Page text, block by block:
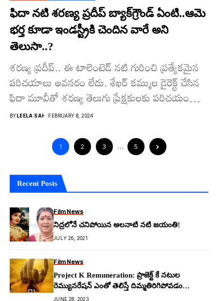
ఫిదా న‌టి శ‌రణ్య ప్ర‌దీప్ బ్యాక్‌గ్రౌండ్ ఏంటి..ఆమె
భ‌ర్త కూడా ఇండ‌స్ట్రీకి చెందిన వారే అని
తెలుసా..?
శ‌ర‌ణ్య ప్ర‌దీప్‌.. ఈ టాలెంటెడ్ న‌టి గురించి ప్ర‌త్యేక‌మైన
ప‌రిచ‌యాలు అవ‌స‌రం లేదు. శేఖర్ కమ్ముల డైరెక్ట్ చేసిన
ఫిదా మూవీతో శ‌ర‌ణ్య తెలుగు ప్రేక్ష‌కుల‌కు ప‌రిచ‌యం
అయింది. తొలి సినిమాతోనే...
BYLEELA SAI FEBRUARY 8, 2024
1 2 3 … 5
Recent Posts
Film News
నిద్రలోనే చనిపోయిన అలనాటి నటి జయంతి!
JULY 26, 2021
Film News
Project K Remuneration: ప్రాజెక్ట్ కే న‌టుల
రెమ్యున‌రేష‌న్ ఎంతో తెలిస్తే దిమ్మ‌తిరిగిపోవడం
ఖాయం..!
JUNE 28, 2023